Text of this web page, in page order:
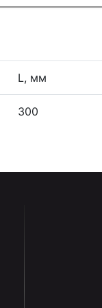
L, мм
300